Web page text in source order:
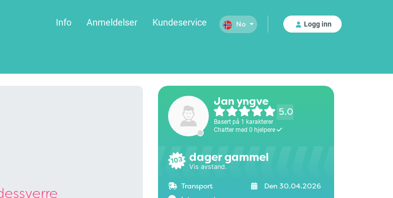
Info Anmeldelser Kundeservice No Logg inn
Jan yngve
5.0
Basert på 1 karakterer
Chatter med 0 hjelpere
103 dager gammel
Vis avstand.
Transport
Den 30.04.2026